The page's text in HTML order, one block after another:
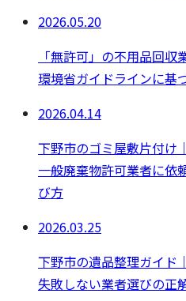
2026.05.20
「無許可」の不用品回
環境省ガイドラインに基
2026.04.14
下野市のゴミ屋敷片付け｜
一般廃棄物許可業者に依
び方
2026.03.25
下野市の遺品整理ガイド｜
失敗しない業者選びの正